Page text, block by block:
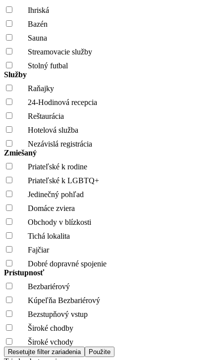
Ihriská
Bazén
Sauna
Streamovacie služby
Stolný futbal
Služby
Raňajky
24-Hodinová recepcia
Reštaurácia
Hotelová služba
Nezávislá registrácia
Zmiešaný
Priateľské k rodine
Priateľské k LGBTQ+
Jedinečný pohľad
Domáce zviera
Obchody v blízkosti
Tichá lokalita
Fajčiar
Dobré dopravné spojenie
Prístupnosť
Bezbariérový
Kúpeľňa Bezbariérový
Bezstupňový vstup
Široké chodby
Široké vchody